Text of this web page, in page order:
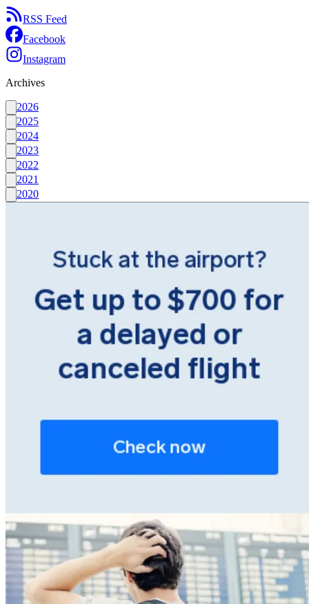
RSS Feed
Facebook
Instagram
Archives
2026
2025
2024
2023
2022
2021
2020